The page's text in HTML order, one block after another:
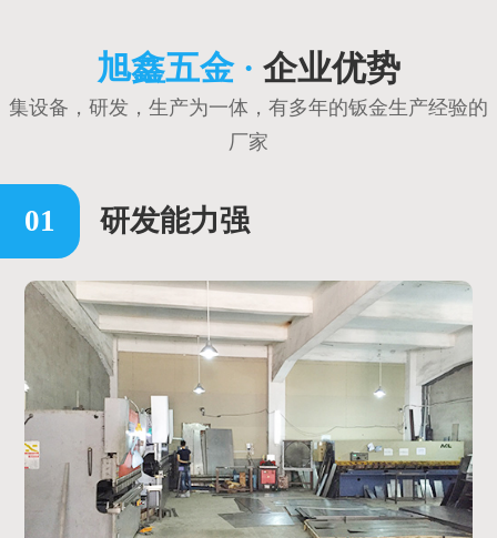
旭鑫五金 · 企业优势
集设备，研发，生产为一体，有多年的钣金生产经验的
厂家
研发能力强